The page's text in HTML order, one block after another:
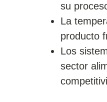
su
La
producto
Los
sector